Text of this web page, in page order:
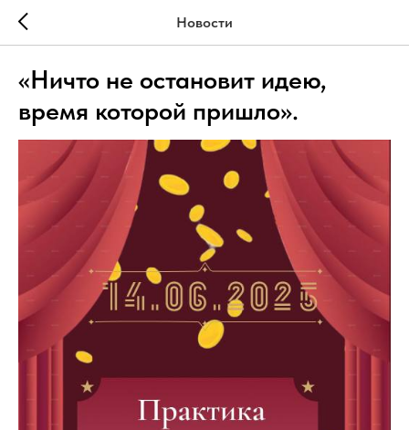
Новости
«Ничто не остановит идею,
время которой пришло».